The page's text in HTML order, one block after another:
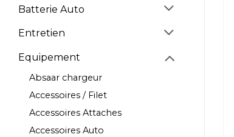
Batterie Auto
Entretien
Equipement
Absaar chargeur
Accessoires / Filet
Accessoires Attaches
Accessoires Auto